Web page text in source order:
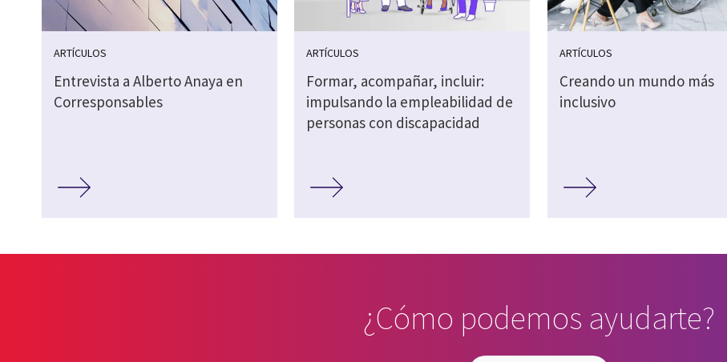
ARTÍCULOS
Entrevista a Alberto Anaya en
Corresponsables
ARTÍCULOS
Formar, acompañar, incluir:
impulsando la empleabilidad de
personas con discapacidad
ARTÍCULOS
Creando un mundo más
inclusivo
¿Cómo podemos ayudarte?